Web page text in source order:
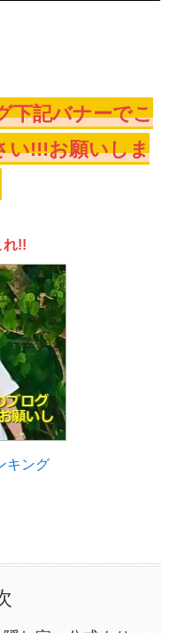
下記バナーでこ
い!!!お願いしま
れ!!
キング